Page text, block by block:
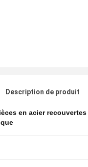
Description de produit
en acier